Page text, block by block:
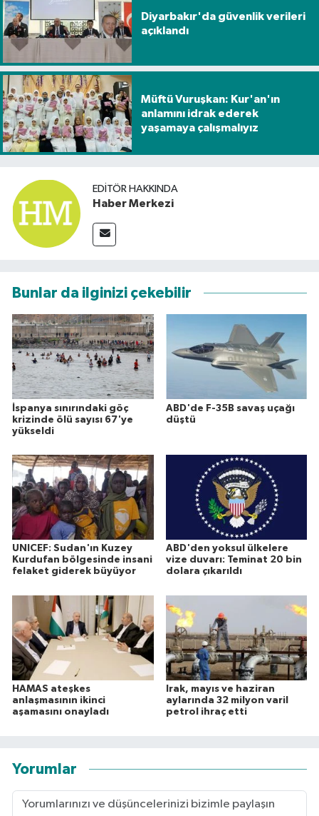
Diyarbakır'da güvenlik verileri
açıklandı
Müftü Vuruşkan: Kur'an'ın
anlamını idrak ederek
yaşamaya çalışmalıyız
EDITÖR HAKKINDA
Haber Merkezi
Bunlar da ilginizi çekebilir
İspanya sınırındaki göç
krizinde ölü sayısı 67'ye
yükseldi
ABD'de F-35B savaş uçağı
düştü
UNICEF: Sudan'ın Kuzey
Kurdufan bölgesinde insani
felaket giderek büyüyor
ABD'den yoksul ülkelere
vize duvarı: Teminat 20 bin
dolara çıkarıldı
HAMAS ateşkes
anlaşmasının ikinci
aşamasını onayladı
Irak, mayıs ve haziran
aylarında 32 milyon varil
petrol ihraç etti
Yorumlar